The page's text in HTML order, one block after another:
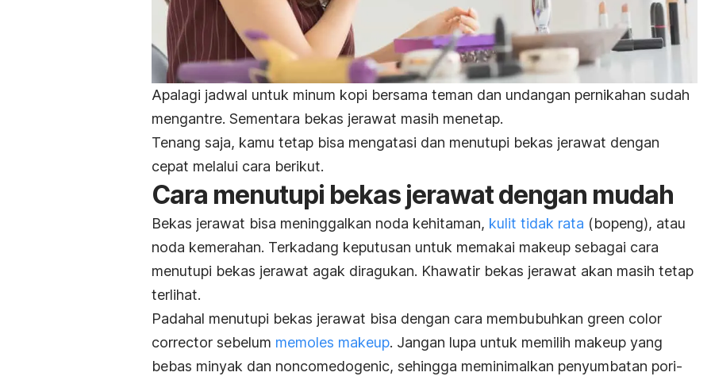
Apalagi jadwal untuk minum kopi bersama teman dan undangan pernikahan sudah
mengantre. Sementara bekas jerawat masih menetap.
Tenang saja, kamu tetap bisa mengatasi dan menutupi bekas jerawat dengan
cepat melalui cara berikut.
Cara menutupi bekas jerawat dengan mudah
Bekas jerawat bisa meninggalkan noda kehitaman, kulit tidak rata (bopeng), atau
noda kemerahan. Terkadang keputusan untuk memakai makeup sebagai cara
menutupi bekas jerawat agak diragukan. Khawatir bekas jerawat akan masih tetap
terlihat.
Padahal menutupi bekas jerawat bisa dengan cara membubuhkan green color
corrector sebelum memoles makeup. Jangan lupa untuk memilih makeup yang
bebas minyak dan noncomedogenic, sehingga meminimalkan penyumbatan pori-